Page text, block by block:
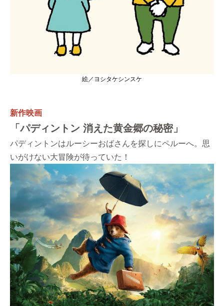
絵／ヨシタケシンスケ
新作映画
「パディントン 消えた黄金郷の秘密」
パディントンはルーシーおばさんを探しにペルーへ。思
いがけない大冒険が待っていた！